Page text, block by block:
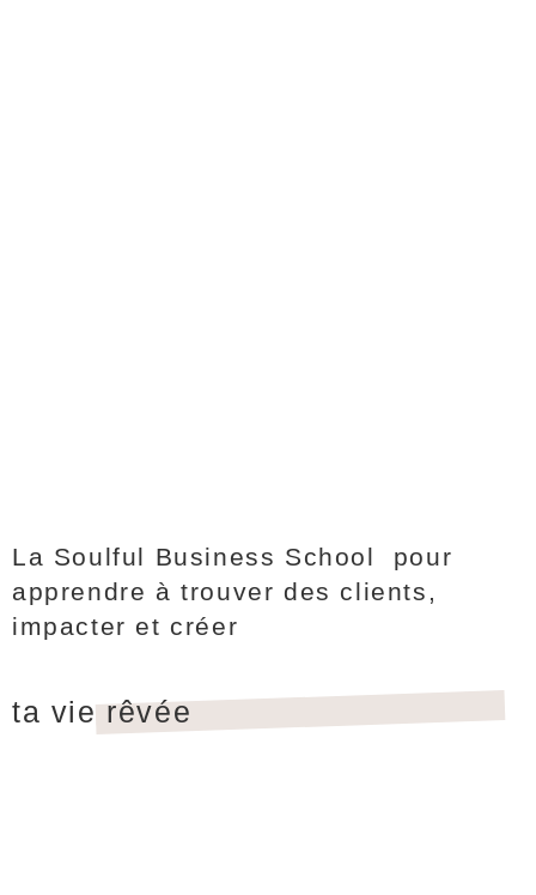
La Soulful Business School pour
apprendre à trouver des clients,
impacter et créer
ta vie rêvée